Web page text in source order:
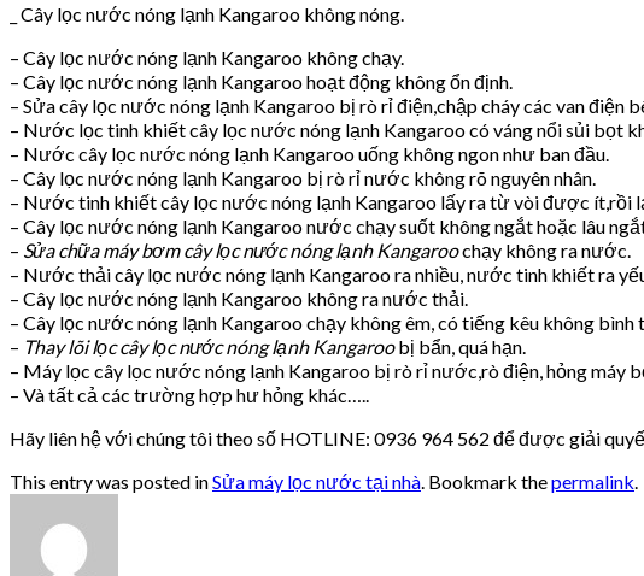
_ Cây lọc nước nóng lạnh Kangaroo không nóng.
– Cây lọc nước nóng lạnh Kangaroo không chạy.
– Cây lọc nước nóng lạnh Kangaroo hoạt động không ổn định.
– Sửa cây lọc nước nóng lạnh Kangaroo bị rò rỉ điện,chập cháy các van điện
– Nước lọc tinh khiết cây lọc nước nóng lạnh Kangaroo có váng nổi sủi bọt
– Nước cây lọc nước nóng lạnh Kangaroo uống không ngon như ban đầu.
– Cây lọc nước nóng lạnh Kangaroo bị rò rỉ nước không rõ nguyên nhân.
– Nước tinh khiết cây lọc nước nóng lạnh Kangaroo lấy ra từ vòi được ít,rồi
– Cây lọc nước nóng lạnh Kangaroo nước chạy suốt không ngắt hoặc lâu
– Sửa chữa máy bơm cây lọc nước nóng lạnh Kangaroochạy không ra nước.
– Nước thải cây lọc nước nóng lạnh Kangaroo ra nhiều, nước tinh khiết ra
– Cây lọc nước nóng lạnh Kangaroo không ra nước thải.
– Cây lọc nước nóng lạnh Kangaroo chạy không êm, có tiếng kêu không bình
– Thay lõi lọc cây lọc nước nóng lạnh Kangaroobị bẩn, quá hạn.
– Máy lọc cây lọc nước nóng lạnh Kangaroo bị rò rỉ nước,rò điện, hỏng máy
– Và tất cả các trường hợp hư hỏng khác…..
Hãy liên hệ với chúng tôi theo số HOTLINE: 0936 964 562 để được giải
This entry was posted inSửa máy lọc nước tại nhà. Bookmark thepermalink.